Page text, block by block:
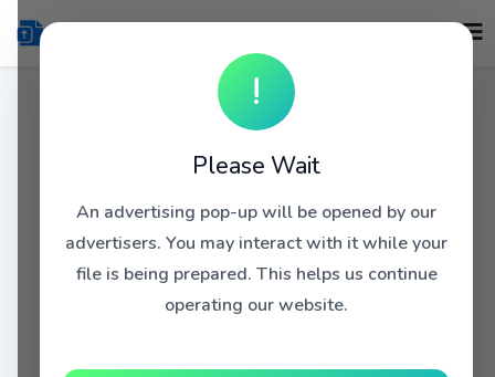
!
Please Wait
An advertising pop-up will be opened by our
advertisers. You may interact with it while your
file is being prepared. This helps us continue
operating our website.